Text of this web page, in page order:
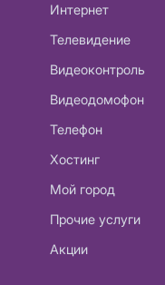
Интернет
Телевидение
Видеоконтроль
Видеодомофон
Телефон
Хостинг
Мой город
Прочие услуги
Акции